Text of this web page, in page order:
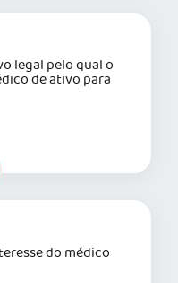
legal pelo qual o
de ativo para
para mais informações
do médico